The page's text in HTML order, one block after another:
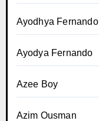
Ayodhya Fernando
Ayodya Fernando
Azee Boy
Azim Ousman